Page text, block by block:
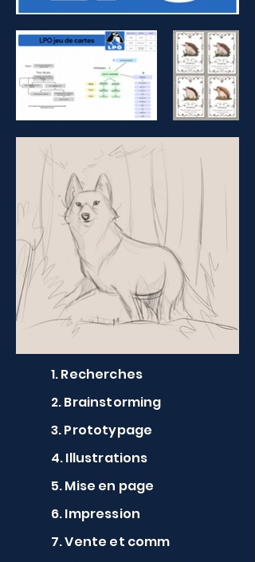
1. Recherches
2. Brainstorming
3. Prototypage
4. Illustrations
5. Mise en page
6. Impression
7. Vente et comm